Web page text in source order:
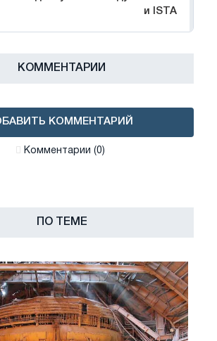
и ISTA
КОММЕНТАРИИ
КОММЕНТАРИЙ
Комментарии (0)
ПО ТЕМЕ